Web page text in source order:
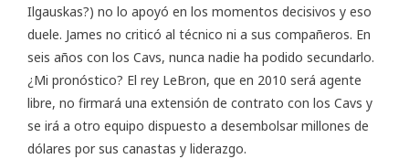
Ilgauskas?) no lo apoyó en los momentos decisivos y eso
duele. James no criticó al técnico ni a sus compañeros. En
seis años con los Cavs, nunca nadie ha podido secundarlo.
¿Mi pronóstico? El rey LeBron, que en 2010 será agente
libre, no firmará una extensión de contrato con los Cavs y
se irá a otro equipo dispuesto a desembolsar millones de
dólares por sus canastas y liderazgo.